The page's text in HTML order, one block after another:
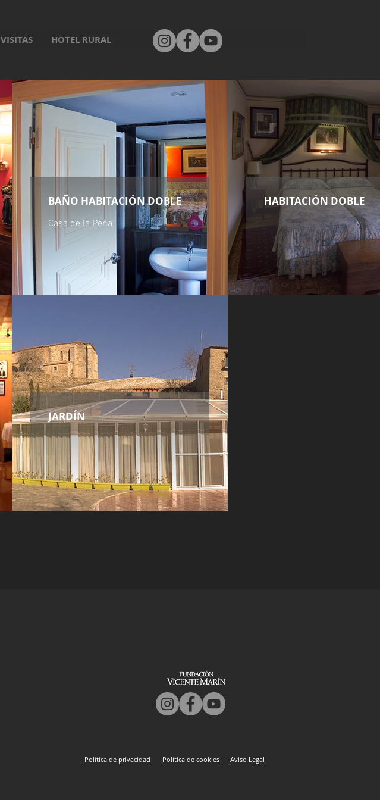
VISITAS HOTEL RURAL
BAÑO HABITACIÓN DOBLE
Casa de la Peña
HABITACIÓN DOBLE
JARDÍN
Política de privacidad Política de cookies Aviso Legal